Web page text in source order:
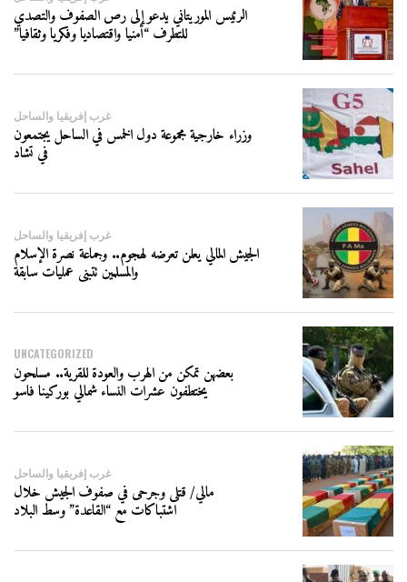
الرئيس الموريتاني يدعو إلى رص الصفوف والتصدي
للتطرف “أمنيا واقتصاديا وفكريا وثقافيا”
غرب إفريقيا والساحل
وزراء خارجية مجموعة دول الخمس في الساحل يجتمعون
في تشاد
غرب إفريقيا والساحل
الجيش المالي يعلن تعرضه لهجوم.. وجماعة نصرة الإسلام
والمسلمين تتبنى عمليات سابقة
UNCATEGORIZED
بعضهن تمكن من الهرب والعودة للقرية.. مسلحون
يختطفون عشرات النساء شمالي بوركينا فاسو
غرب إفريقيا والساحل
مالي/ قتلى وجرحى في صفوف الجيش خلال
اشتباكات مع “القاعدة” وسط البلاد